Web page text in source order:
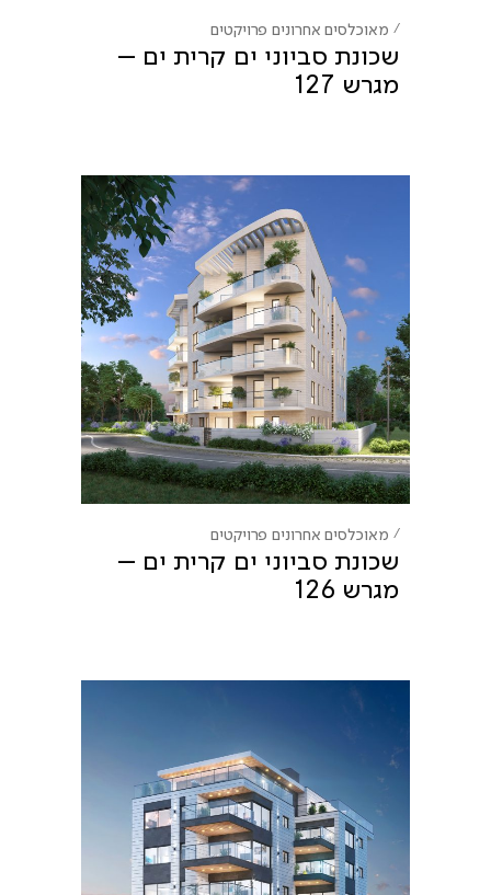
מאוכלסים אחרונים פרויקטים
שכונת סביוני ים קרית ים –
מגרש 127
מאוכלסים אחרונים פרויקטים
שכונת סביוני ים קרית ים –
מגרש 126